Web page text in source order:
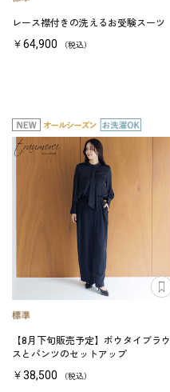
レース襟付きの洗えるお受験スーツ
￥64,900 （税込）
【8月下旬販売予定】ボウタイブラウ
スとパンツのセットアップ
￥38,500 （税込）